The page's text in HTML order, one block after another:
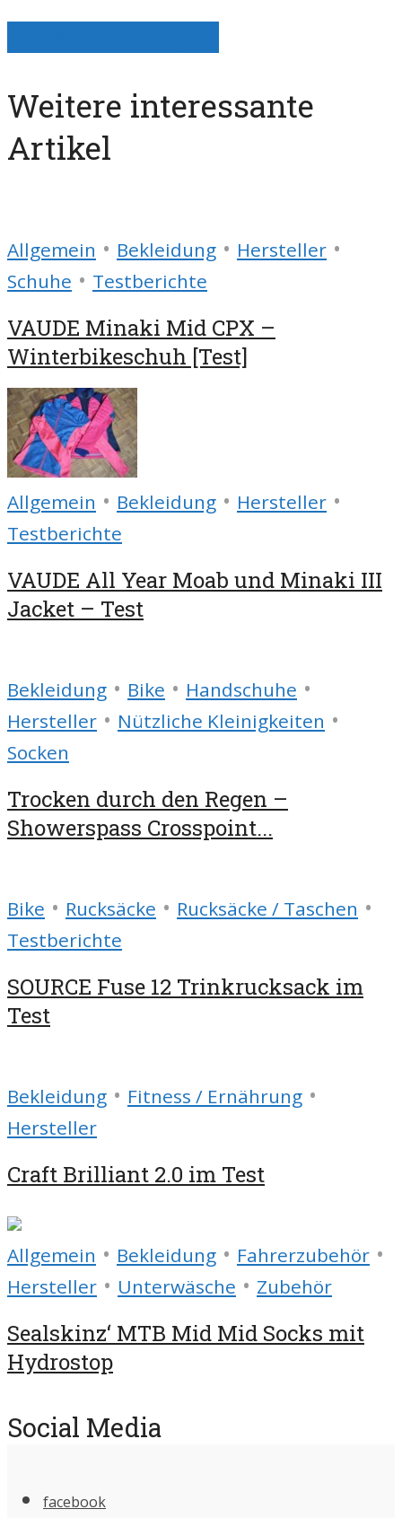
Weitere interessante
Artikel
Allgemein • Bekleidung • Hersteller •
Schuhe • Testberichte
VAUDE Minaki Mid CPX –
Winterbikeschuh [Test]
Allgemein • Bekleidung • Hersteller •
Testberichte
VAUDE All Year Moab und Minaki III
Jacket – Test
Bekleidung • Bike • Handschuhe •
Hersteller • Nützliche Kleinigkeiten •
Socken
Trocken durch den Regen –
Showerspass Crosspoint...
Bike • Rucksäcke • Rucksäcke / Taschen •
Testberichte
SOURCE Fuse 12 Trinkrucksack im
Test
Bekleidung • Fitness / Ernährung •
Hersteller
Craft Brilliant 2.0 im Test
Allgemein • Bekleidung • Fahrerzubehör •
Hersteller • Unterwäsche • Zubehör
Sealskinz‘ MTB Mid Mid Socks mit
Hydrostop
Social Media
facebook